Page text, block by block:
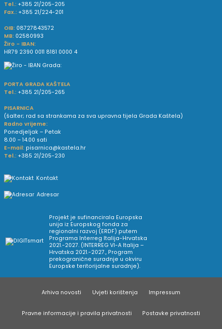
Tel.: +385 21/205-205
Fax.: +385 21/224-201
OIB: 08727843572
MB: 02580993
Žiro - IBAN:
HR79 2390 0011 8181 0000 4
PORTA GRADA KAŠTELA
Tel.: +385 21/205-265
PISARNICA
(šalter; rad sa strankama za sva upravna tijela Grada Kaštela)
Radno vrijeme:
Ponedjeljak – Petak
8.00 – 14.00 sati
E-mail: pisarnica@kastela.hr
Tel.: +385 21/205-230
Kontakt
Adresar
Projekt je sufinancirala Europska
unija iz Europskog fonda za
regionalni razvoj (ERDF) putem
Programa Interreg Italija-Hrvatska
2021.-2027. (INTERREG VI-A Italija –
Hrvatska 2021.-2027., Program
prekogranične suradnje u okviru
Europske teritorijalne suradnje).
Arhiva novosti Uvjeti korištenja Impressum
Pravne informacije i pravila privatnosti Postavke privatnosti